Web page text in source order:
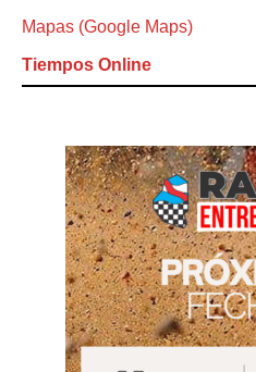
Mapas (Google Maps)
Tiempos Online